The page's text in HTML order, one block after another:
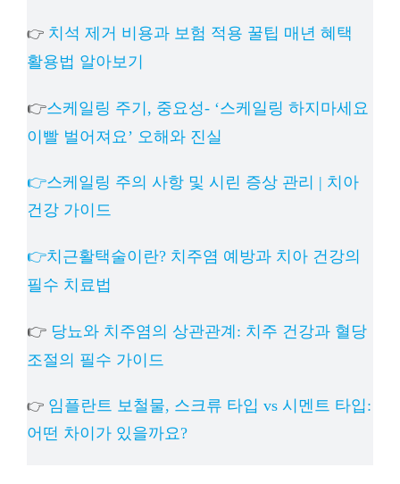
👉 치석 제거 비용과 보험 적용 꿀팁 매년 혜택
활용법 알아보기
👉스케일링 주기, 중요성- ‘스케일링 하지마세요
이빨 벌어져요’ 오해와 진실
👉스케일링 주의 사항 및 시린 증상 관리 | 치아
건강 가이드
👉치근활택술이란? 치주염 예방과 치아 건강의
필수 치료법
👉 당뇨와 치주염의 상관관계: 치주 건강과 혈당
조절의 필수 가이드
👉 임플란트 보철물, 스크류 타입 vs 시멘트 타입:
어떤 차이가 있을까요?